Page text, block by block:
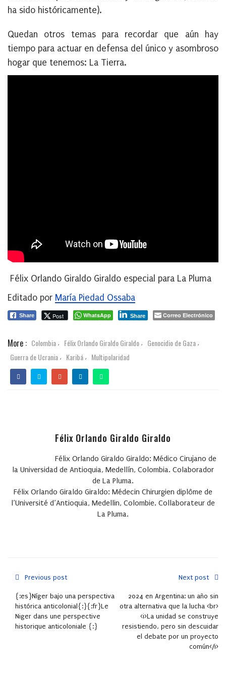
ha sido históricamente).
Quedan otros temas para recordar que aún hay
tiempo para actuar en defensa del único y asombroso
hogar que tenemos: La Tierra.
Félix Orlando Giraldo Giraldo especial para La Pluma
Editado por María Piedad Ossaba
Share Post WhatsApp Share Correo Electrónico
More : Colombia , Félix Orlando Giraldo Giraldo , Genocidio de Gaza ,
Guerra de Ucrania , Karibá , Multipolaridad
Félix Orlando Giraldo Giraldo
Félix Orlando Giraldo Giraldo: Médico Cirujano de
la Universidad de Antioquia, Medellín, Colombia. Colaborador
de La Pluma.
Félix Orlando Giraldo Giraldo: Médecin Chirurgien diplôme de
l’Université d’Antioquia, Medellin, Colombie. Collaborateur de
La Pluma.
Previous post
{:es}Níger bajo una perspectiva
histórica anticolonial{:}{:fr}Le
Niger dans une perspective
historique anticoloniale {:}
Next post
2024 en Argentina: un año sin
otra alternativa que la lucha <br>
<i>La unidad se construye
resistiendo, pero sin descuidar
el debate por un proyecto
común</i>